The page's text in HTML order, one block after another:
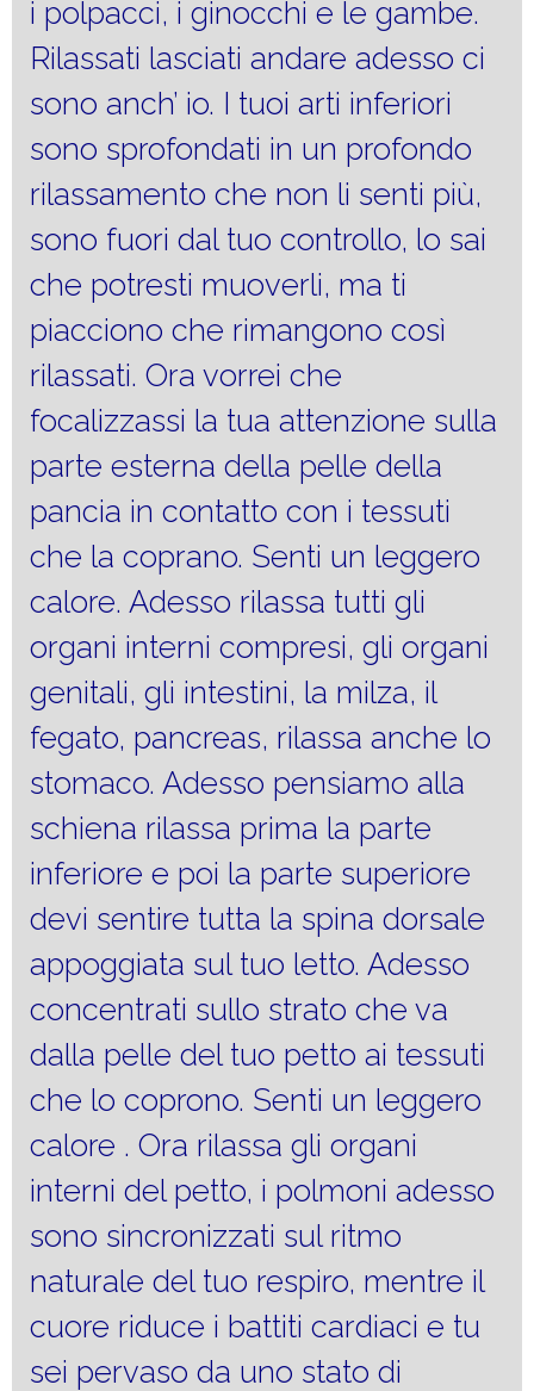
i polpacci, i ginocchi e le gambe.
Rilassati lasciati andare adesso ci
sono anch’ io. I tuoi arti inferiori
sono sprofondati in un profondo
rilassamento che non li senti più,
sono fuori dal tuo controllo, lo sai
che potresti muoverli, ma ti
piacciono che rimangono così
rilassati. Ora vorrei che
focalizzassi la tua attenzione sulla
parte esterna della pelle della
pancia in contatto con i tessuti
che la coprano. Senti un leggero
calore. Adesso rilassa tutti gli
organi interni compresi, gli organi
genitali, gli intestini, la milza, il
fegato, pancreas, rilassa anche lo
stomaco. Adesso pensiamo alla
schiena rilassa prima la parte
inferiore e poi la parte superiore
devi sentire tutta la spina dorsale
appoggiata sul tuo letto. Adesso
concentrati sullo strato che va
dalla pelle del tuo petto ai tessuti
che lo coprono. Senti un leggero
calore . Ora rilassa gli organi
interni del petto, i polmoni adesso
sono sincronizzati sul ritmo
naturale del tuo respiro, mentre il
cuore riduce i battiti cardiaci e tu
sei pervaso da uno stato di